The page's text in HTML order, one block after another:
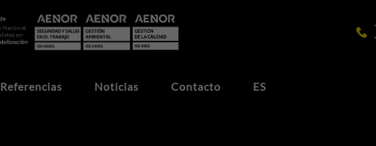
Referencias Noticias Contacto ES